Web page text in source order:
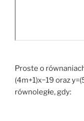
Proste o
(4m+1)x−19 oraz
równoległe, gdy: